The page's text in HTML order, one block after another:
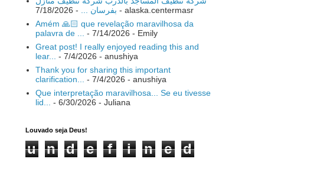
بفرسان ...
- 7/18/2026
- alaska.centermasr
Amém 🙏🏻 que revelação maravilhosa da
palavra de ...
- 7/14/2026 - Emily
Great post! I really enjoyed reading this and
lear...
- 7/4/2026 - anushiya
Thank you for sharing this important
clarification...
- 7/4/2026 - anushiya
Que interpretação maravilhosa... Se eu tivesse
lid...
- 6/30/2026 - Juliana
Louvado seja Deus!
u n d e f i n e d